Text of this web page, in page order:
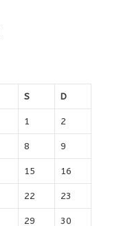
S D
1 2
8 9
15 16
22 23
29 30